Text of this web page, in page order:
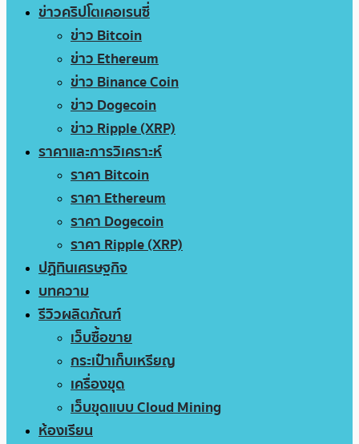
ข่าวคริปโตเคอเรนซี่
ข่าว Bitcoin
ข่าว Ethereum
ข่าว Binance Coin
ข่าว Dogecoin
ข่าว Ripple (XRP)
ราคาและการวิเคราะห์
ราคา Bitcoin
ราคา Ethereum
ราคา Dogecoin
ราคา Ripple (XRP)
ปฏิทินเศรษฐกิจ
บทความ
รีวิวผลิตภัณฑ์
เว็บซื้อขาย
กระเป๋าเก็บเหรียญ
เครื่องขุด
เว็บขุดแบบ Cloud Mining
ห้องเรียน